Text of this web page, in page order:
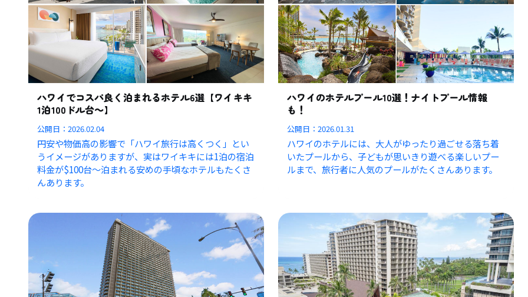
ハワイでコスパ良く泊まれるホテル6選【ワイキキ
1泊100ドル台～】
公開日：2026.02.04
円安や物価高の影響で「ハワイ旅行は高くつく」とい
うイメージがありますが、実はワイキキには1泊の宿泊
料金が$100台〜泊まれる安めの手頃なホテルもたくさ
んあります。
ハワイのホテルプール10選！ナイトプール情報
も！
公開日：2026.01.31
ハワイのホテルには、大人がゆったり過ごせる落ち着
いたプールから、子どもが思いきり遊べる楽しいプー
ルまで、旅行者に人気のプールがたくさんあります。